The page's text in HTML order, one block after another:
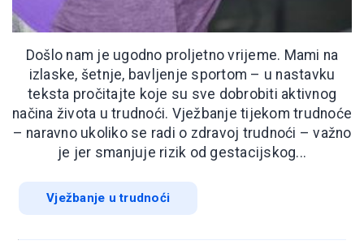
Došlo nam je ugodno proljetno vrijeme. Mami na
izlaske, šetnje, bavljenje sportom – u nastavku
teksta pročitajte koje su sve dobrobiti aktivnog
načina života u trudnoći. Vježbanje tijekom trudnoće
– naravno ukoliko se radi o zdravoj trudnoći – važno
je jer smanjuje rizik od gestacijskog...
Vježbanje u trudnoći